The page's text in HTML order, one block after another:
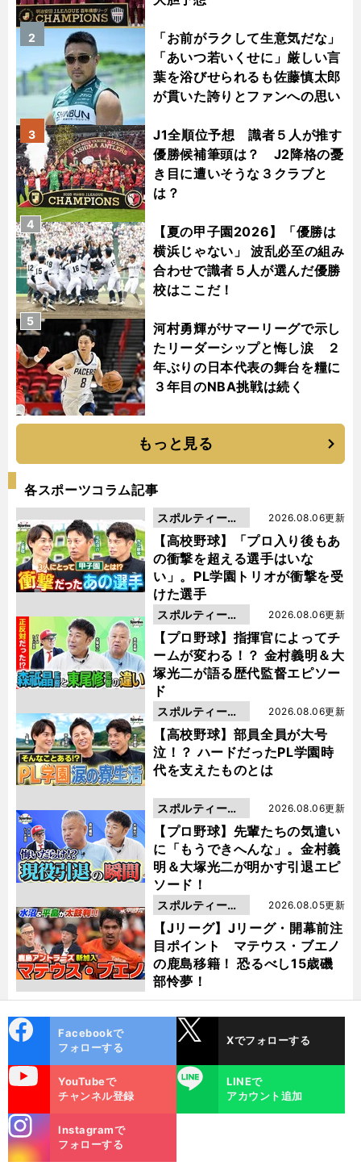
「お前がラクして生意気だな」
「あいつ若いくせに」厳しい言
葉を浴びせられるも佐藤慎太郎
が貫いた誇りとファンへの思い
2
J1全順位予想 識者５人が推す
優勝候補筆頭は？ J2降格の憂
き目に遭いそうな３クラブと
は？
3
【夏の甲子園2026】「優勝は
横浜じゃない」 波乱必至の組み
合わせで識者５人が選んだ優勝
校はここだ！
4
河村勇輝がサマーリーグで示し
たリーダーシップと悔し涙 ２
年ぶりの日本代表の舞台を糧に
３年目のNBA挑戦は続く
5
もっと見る
各スポーツコラム記事
【高校野球】「プロ入り後もあ
の衝撃を超える選手はいな
い」。PL学園トリオが衝撃を受
けた選手
2026.08.06更新
スポルティーバ
動画
【プロ野球】指揮官によってチ
ームが変わる！？ 金村義明＆大
塚光二が語る歴代監督エピソー
ド
2026.08.06更新
スポルティーバ
動画
【高校野球】部員全員が大号
泣！？ ハードだったPL学園時
代を支えたものとは
2026.08.06更新
スポルティーバ
動画
【プロ野球】先輩たちの気遣い
に「もうできへんな」。金村義
明＆大塚光二が明かす引退エピ
ソード！
2026.08.06更新
スポルティーバ
動画
【Jリーグ】Jリーグ・開幕前注
目ポイント マテウス・ブエノ
の鹿島移籍！ 恐るべし15歳磯
部怜夢！
2026.08.05更新
スポルティーバ
動画
ok
Facebookで
フォローする
Xでフォローする
YouTubeで
チャンネル登録
LINE
LINEで
アカウント追加
m
Instagramで
フォローする